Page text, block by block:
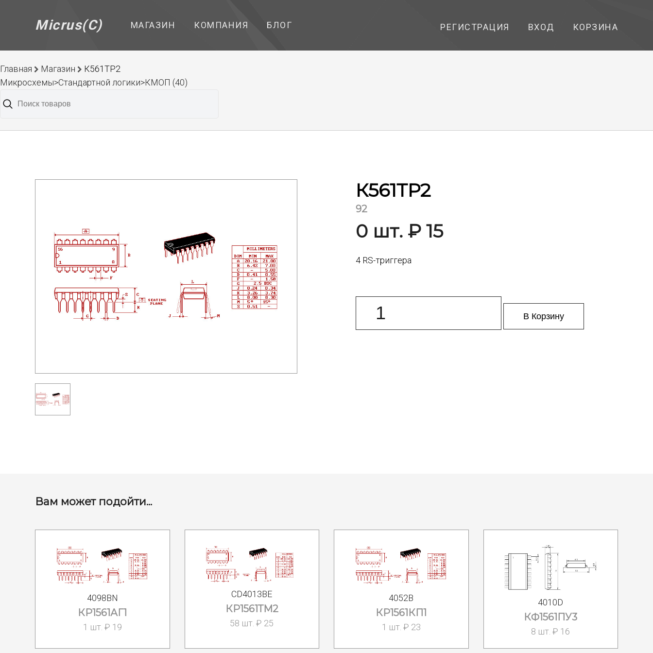
Micrus(C) МАГАЗИН КОМПАНИЯ БЛОГ РЕГИСТРАЦИЯ ВХОД КОРЗИНА
Главная Магазин
К561ТР2
Микросхемы>Стандартной логики>КМОП (40)
К561ТР2
92
0 шт. ₽ 15
4 RS-триггера
В Корзину
Вам может подойти...
4098BN
КР1561АГ1
1 шт. ₽ 19
CD4013BE
КР1561ТМ2
58 шт. ₽ 25
4052B
КР1561КП1
1 шт. ₽ 23
4010D
КФ1561ПУ3
8 шт. ₽ 16